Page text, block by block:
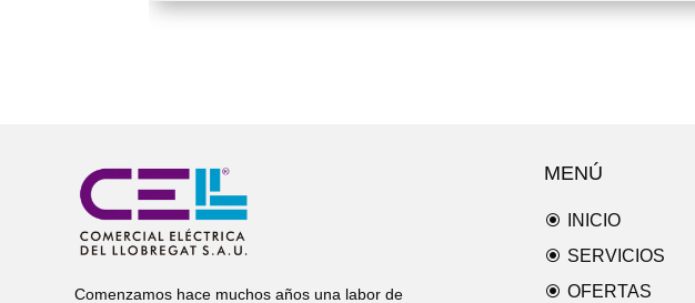
Comenzamos hace muchos años una labor de
MENÚ
\ INICIO
\ SERVICIOS
\ OFERTAS